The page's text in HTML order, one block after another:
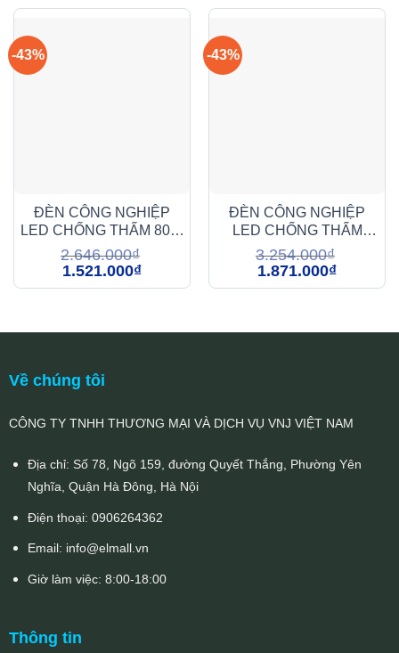
-43%
ĐÈN CÔNG NGHIỆP
LED CHỐNG THẤM 80W
(DDB080)
2.646.000₫
Giá
gốc
là:
1.521.000₫Giá
tại
-43%
ĐÈN CÔNG NGHIỆP
LED CHỐNG THẤM
120W (DDB120)
3.254.000₫
Giá
gốc
là:
1.871.000₫Giá
tại
Về chúng tôi
CÔNG TY TNHH THƯƠNG MẠI VÀ DỊCH VỤ VNJ VIỆT NAM
Địa chỉ: Số 78, Ngõ 159, đường Quyết Thắng, Phường Yên
Nghĩa, Quận Hà Đông, Hà Nội
Điện thoại: 0906264362
Email: info@elmall.vn
Giờ làm việc: 8:00-18:00
Thông tin